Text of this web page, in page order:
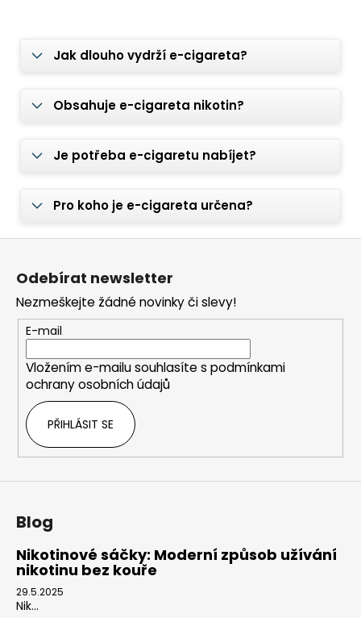
Jak dlouho vydrží e-cigareta?
Obsahuje e-cigareta nikotin?
Je potřeba e-cigaretu nabíjet?
Pro koho je e-cigareta určena?
Odebírat newsletter
Nezmeškejte žádné novinky či slevy!
E-mail
Vložením e-mailu souhlasíte s podmínkami
ochrany osobních údajů
PŘIHLÁSIT SE
Blog
Nikotinové sáčky: Moderní způsob užívání
nikotinu bez kouře
29.5.2025
Nik...